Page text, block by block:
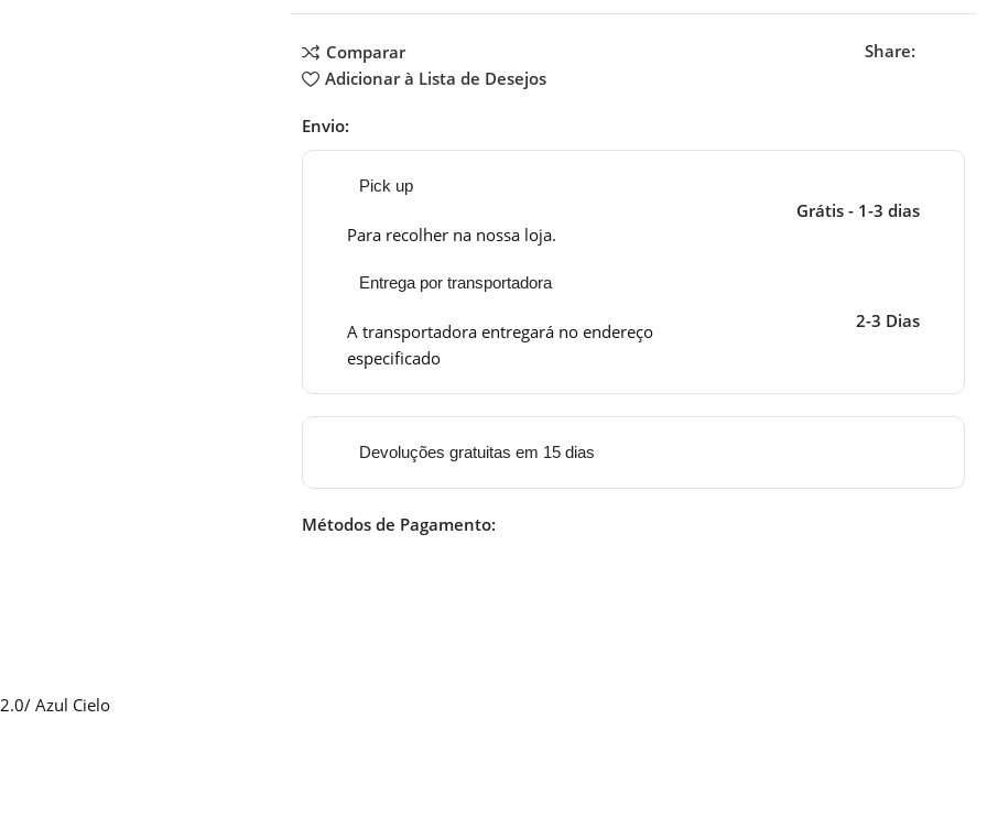
Comparar
Adicionar à Lista de Desejos
Share:
Envio:
Pick up
Para recolher na nossa loja.
Grátis - 1-3 dias
Entrega por transportadora
A transportadora entregará no endereço
especificado
2-3 Dias
Devoluções gratuitas em 15 dias
Métodos de Pagamento:
Azul Cielo